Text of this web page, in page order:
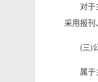
对
采用报刊
(三)
属